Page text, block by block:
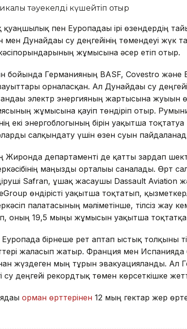
тәуекелді күшейтіп отыр
пен Еуропадағы ірі өзендердің
мен Дунайдағы су деңгейінің төмендеуі жүк
кәсіпорындарының жұмысына әсер етіп отыр.
бойында Германияның BASF, Covestro және
орналасқан. Ал Дунайдағы су
электр энергияның жартысына жуығын
жұмысына қауіп төндіріп отыр.
екі энергоблогының бірін уақытша
салқындату үшін өзен суын
департаменті де қатты зардап
маңызды орталығы саналады. Өрт
Safran, ұшақ жасаушы Dassault Aviation
өндірісті уақытша тоқтатып,
палатасының мәліметінше, тілсіз жау
оның 19,5 мыңы жұмысын уақытша
бірнеше рет аптап ыстық толқыны
жалғасып жатыр. Франция мен
жүздеген мың тұрғын эвакуацияланды. Ал
су деңгейі рекордтық төмен көрсеткішке
орман өрттерінен 12 мың гектар жер